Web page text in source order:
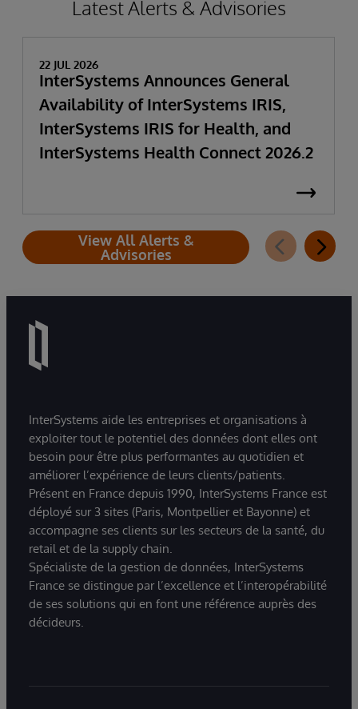
Latest Alerts & Advisories
22 JUL 2026
InterSystems Announces General
Availability of InterSystems IRIS,
InterSystems IRIS for Health, and
InterSystems Health Connect 2026.2
View All Alerts &
Advisories
InterSystems aide les entreprises et organisations à
exploiter tout le potentiel des données dont elles ont
besoin pour être plus performantes au quotidien et
améliorer l’expérience de leurs clients/patients.
Présent en France depuis 1990, InterSystems France est
déployé sur 3 sites (Paris, Montpellier et Bayonne) et
accompagne ses clients sur les secteurs de la santé, du
retail et de la supply chain.
Spécialiste de la gestion de données, InterSystems
France se distingue par l’excellence et l’interopérabilité
de ses solutions qui en font une référence auprès des
décideurs.